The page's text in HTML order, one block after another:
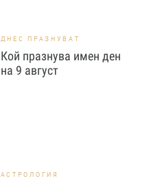
ДНЕС ПРАЗНУВАТ
Кой празнува имен ден
на 9 август
АСТРОЛОГИЯ